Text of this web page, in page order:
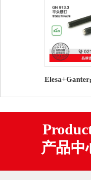
螺钉 塑
产品中